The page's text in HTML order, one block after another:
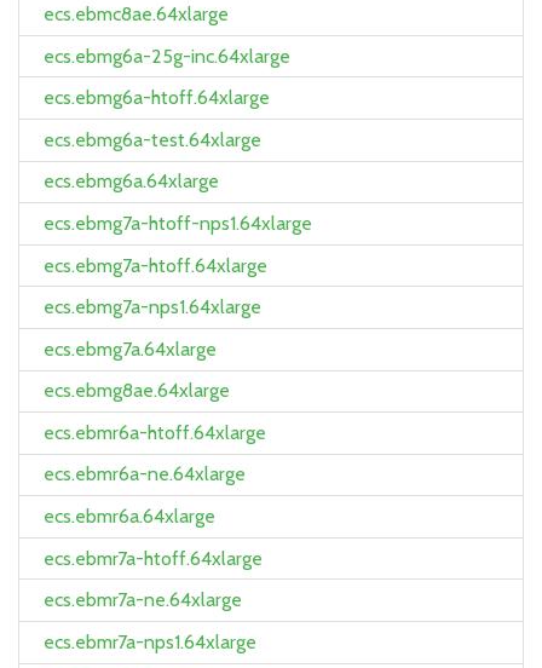
ecs.ebmc8ae.64xlarge
ecs.ebmg6a-25g-inc.64xlarge
ecs.ebmg6a-htoff.64xlarge
ecs.ebmg6a-test.64xlarge
ecs.ebmg6a.64xlarge
ecs.ebmg7a-htoff-nps1.64xlarge
ecs.ebmg7a-htoff.64xlarge
ecs.ebmg7a-nps1.64xlarge
ecs.ebmg7a.64xlarge
ecs.ebmg8ae.64xlarge
ecs.ebmr6a-htoff.64xlarge
ecs.ebmr6a-ne.64xlarge
ecs.ebmr6a.64xlarge
ecs.ebmr7a-htoff.64xlarge
ecs.ebmr7a-ne.64xlarge
ecs.ebmr7a-nps1.64xlarge